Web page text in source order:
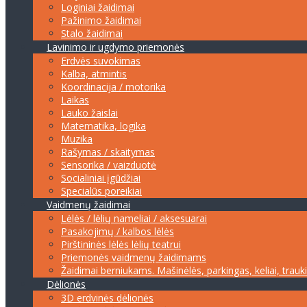
Loginiai žaidimai
Pažinimo žaidimai
Stalo žaidimai
Lavinimo ir ugdymo priemonės
Erdvės suvokimas
Kalba, atmintis
Koordinacija / motorika
Laikas
Lauko žaislai
Matematika, logika
Muzika
Rašymas / skaitymas
Sensorika / vaizduotė
Socialiniai įgūdžiai
Specialūs poreikiai
Vaidmenų žaidimai
Lėlės / lėlių nameliai / aksesuarai
Pasakojimų / kalbos lėlės
Pirštininės lėlės lėlių teatrui
Priemonės vaidmenų žaidimams
Žaidimai berniukams. Mašinėlės, parkingas, keliai,
Dėlionės
3D erdvinės dėlionės